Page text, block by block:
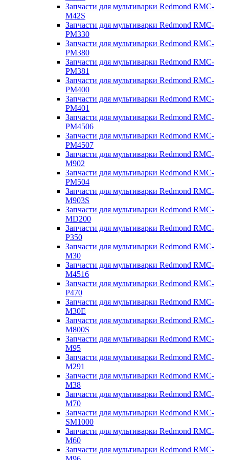
Запчасти для мультиварки Redmond RMC-
M42S
Запчасти для мультиварки Redmond RMC-
PM330
Запчасти для мультиварки Redmond RMC-
PM380
Запчасти для мультиварки Redmond RMC-
PM381
Запчасти для мультиварки Redmond RMC-
PM400
Запчасти для мультиварки Redmond RMC-
PM401
Запчасти для мультиварки Redmond RMC-
PM4506
Запчасти для мультиварки Redmond RMC-
PM4507
Запчасти для мультиварки Redmond RMC-
M902
Запчасти для мультиварки Redmond RMC-
PM504
Запчасти для мультиварки Redmond RMC-
M903S
Запчасти для мультиварки Redmond RMC-
MD200
Запчасти для мультиварки Redmond RMC-
P350
Запчасти для мультиварки Redmond RMC-
M30
Запчасти для мультиварки Redmond RMC-
M4516
Запчасти для мультиварки Redmond RMC-
P470
Запчасти для мультиварки Redmond RMC-
M30E
Запчасти для мультиварки Redmond RMC-
M800S
Запчасти для мультиварки Redmond RMC-
M95
Запчасти для мультиварки Redmond RMC-
M291
Запчасти для мультиварки Redmond RMC-
M38
Запчасти для мультиварки Redmond RMC-
M70
Запчасти для мультиварки Redmond RMC-
SM1000
Запчасти для мультиварки Redmond RMC-
M60
Запчасти для мультиварки Redmond RMC-